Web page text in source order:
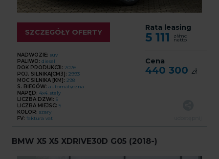
NADWOZIE: suv
PALIWO: diesel
ROK PRODUKCJI: 2026
POJ. SILNIKA[CM3]: 2993
MOC SILNIKA [KM]: 298
S. BIEGÓW: automatyczna
NAPĘD: 4x4_staly
LICZBA DZWI: 5
LICZBA MIEJSC: 5
KOLOR: szary
FV: faktura vat
SZCZEGÓŁY OFERTY
Rata leasing
5 111 zł/mc
netto
Cena
440 300 zł
BMW X5 X5 XDRIVE30D G05 (2018-)